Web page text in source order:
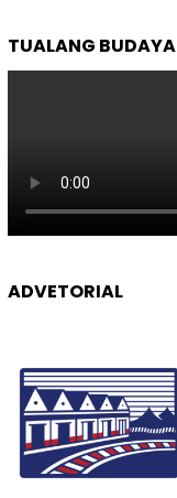
TUALANG BUDAYA
ADVETORIAL